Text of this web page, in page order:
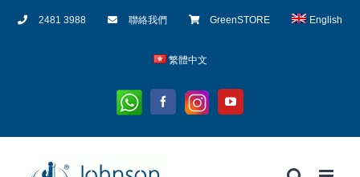
2481 3988 聯絡我們 GreenSTORE English
繁體中文
Whatsapp
Facebook
Instagram
YouTube